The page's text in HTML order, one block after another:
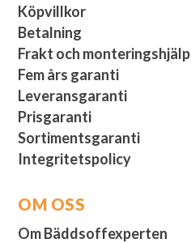
Köpvillkor
Betalning
Frakt och monteringshjälp
Fem års garanti
Leveransgaranti
Prisgaranti
Sortimentsgaranti
Integritetspolicy
OM OSS
Om Bäddsoffexperten